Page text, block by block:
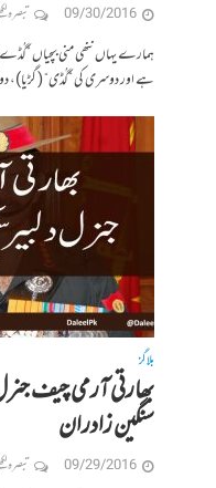
09/30/2016 تبصرہ
ہمارے یہاں ننھی منی بچیاں ”گُڈے“
ہے اور دوسری کی ”گُڈی“ (
بلاگز
بھارتی آرمی چیف
سنگین زادران
09/29/2016 تبصرہ